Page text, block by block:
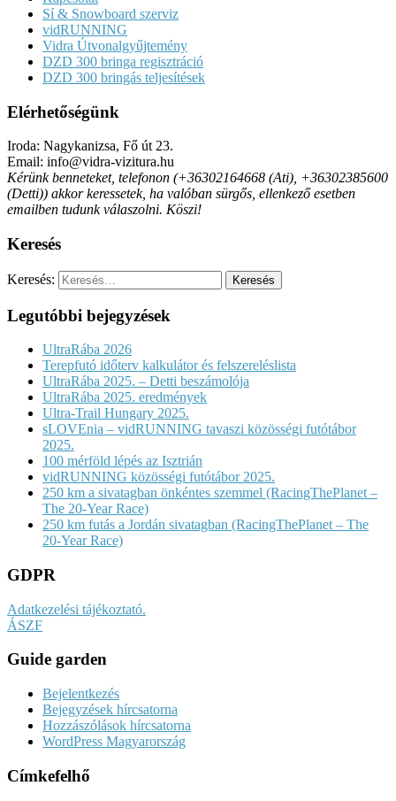
Sí & Snowboard szerviz
vidRUNNING
Vidra Útvonalgyűjtemény
DZD 300 bringa regisztráció
DZD 300 bringás teljesítések
Elérhetőségünk
Iroda: Nagykanizsa, Fő út 23.
Email: info@vidra-vizitura.hu
Kérünk benneteket, telefonon (+36302164668 (Ati), +36302385600
(Detti)) akkor keressetek, ha valóban sürgős, ellenkező esetben
emailben tudunk válaszolni. Köszi!
Keresés
Keresés:
Legutóbbi bejegyzések
UltraRába 2026
Terepfutó időterv kalkulátor és felszereléslista
UltraRába 2025. – Detti beszámolója
UltraRába 2025. eredmények
Ultra-Trail Hungary 2025.
sLOVEnia – vidRUNNING tavaszi közösségi futótábor
2025.
100 mérföld lépés az Isztrián
vidRUNNING közösségi futótábor 2025.
250 km a sivatagban önkéntes szemmel (RacingThePlanet –
The 20-Year Race)
250 km futás a Jordán sivatagban (RacingThePlanet – The
20-Year Race)
GDPR
Adatkezelési tájékoztató.
ÁSZF
Guide garden
Bejelentkezés
Bejegyzések hírcsatorna
Hozzászólások hírcsatorna
WordPress Magyarország
Címkefelhő